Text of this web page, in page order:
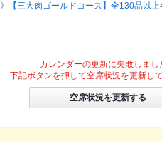
【三大肉ゴールドコース】全130品以
カレンダーの更新に失敗しまし
下記ボタンを押して空席状況を更新して
空席状況を更新する